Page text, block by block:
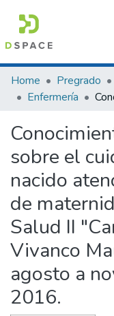
Communities &
All of DSpace
Statistics
Home Pregrado
Enfermería
sobre el
nacido
de
Salud II
Vivanco
agosto a
2016.